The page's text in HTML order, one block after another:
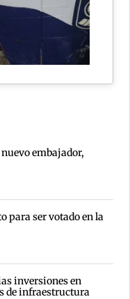
embajador,
para ser votado en la
inversiones en
de infraestructura